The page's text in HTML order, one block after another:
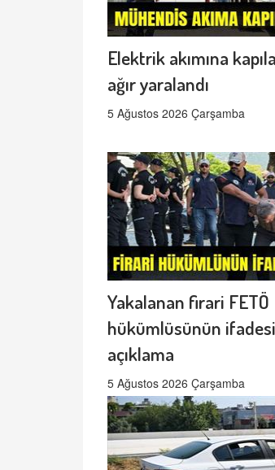
Elektrik akımına
ağır yaralandı
5 Ağustos 2026 Çarşamba
Yakalanan firari FETÖ
hükümlüsünün
açıklama
5 Ağustos 2026 Çarşamba